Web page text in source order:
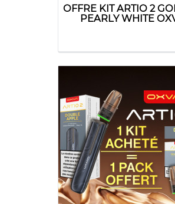
OFFRE KIT ARTIO 2
PEARLY WHITE